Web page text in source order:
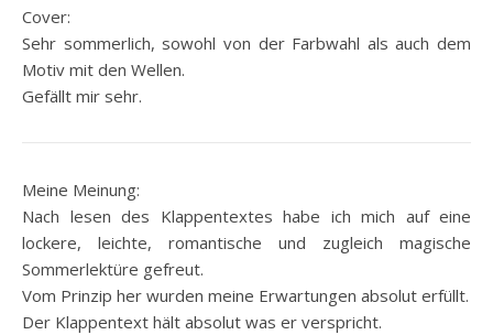
Cover:
Sehr sommerlich, sowohl von der Farbwahl als auch dem
Motiv mit den Wellen.
Gefällt mir sehr.
Meine Meinung:
Nach lesen des Klappentextes habe ich mich auf eine
lockere, leichte, romantische und zugleich magische
Sommerlektüre gefreut.
Vom Prinzip her wurden meine Erwartungen absolut erfüllt.
Der Klappentext hält absolut was er verspricht.